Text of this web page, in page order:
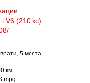
V6 (210 кс)
5 места
км
mpg